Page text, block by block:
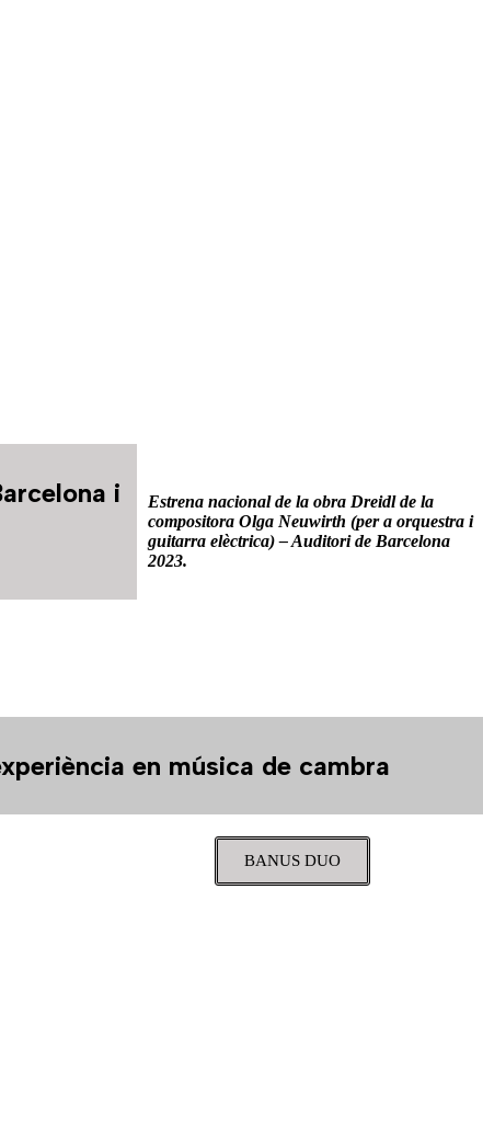
i
Estrena nacional de la obra Dreidl de la
compositora Olga Neuwirth (per a orquestra i
guitarra elèctrica) – Auditori de Barcelona
2023.
en música de cambra
BANUS DUO